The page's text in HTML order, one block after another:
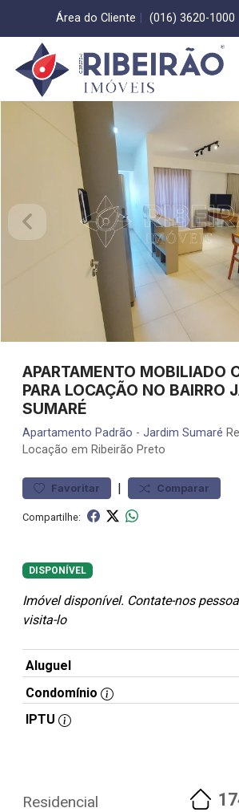
Área do Cliente (016) 3620-1000
APARTAMENTO MOBILIADO
PARA LOCAÇÃO NO BAIRRO
SUMARÉ
Apartamento Padrão - Jardim Sumaré
Locação em Ribeirão Preto
Favoritar | Comparar
Compartilhe:
DISPONÍVEL
Imóvel disponível. Contate-nos
visita-lo
Aluguel
Condomínio
IPTU
Residencial